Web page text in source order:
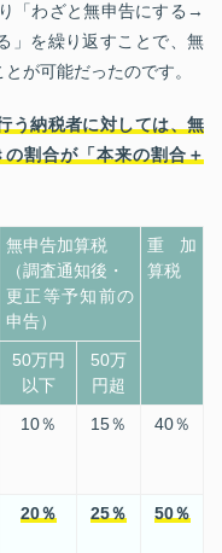
「わざと無申告にする→
」を繰り返すことで、無
が可能だったのです。
う納税者に対しては、無
割合が「本来の割合＋
無申告加算税
（調査通知後・
更正等予知前の
申告）
重加
算税
50万円
以下
50万
円超
10％ 15％ 40％
20％ 25％ 50％